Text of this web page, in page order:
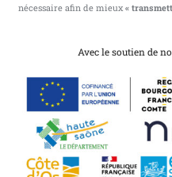
nécessaire afin de mieux«
Avec le soutien de